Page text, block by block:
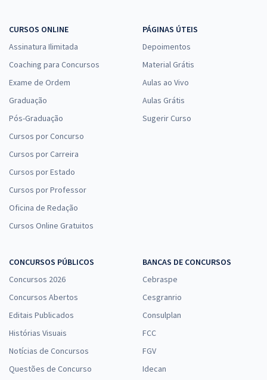
CURSOS ONLINE
Assinatura Ilimitada
Coaching para Concursos
Exame de Ordem
Graduação
Pós-Graduação
Cursos por Concurso
Cursos por Carreira
Cursos por Estado
Cursos por Professor
Oficina de Redação
Cursos Online Gratuitos
PÁGINAS ÚTEIS
Depoimentos
Material Grátis
Aulas ao Vivo
Aulas Grátis
Sugerir Curso
CONCURSOS PÚBLICOS
Concursos 2026
Concursos Abertos
Editais Publicados
Histórias Visuais
Notícias de Concursos
Questões de Concurso
BANCAS DE CONCURSOS
Cebraspe
Cesgranrio
Consulplan
FCC
FGV
Idecan